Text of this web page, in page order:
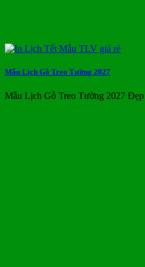
Mẫu Lịch Gỗ Treo Tường 2027
Mẫu Lịch Gỗ Treo Tường 2027